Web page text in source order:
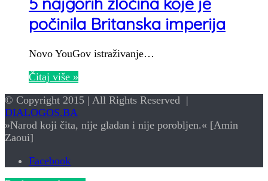
počinila Britanska imperija
Novo YouGov istraživanje…
Čitaj više »
© Copyright 2015 | All Rights Reserved |
DIALOGOS.BA
»Narod koji čita, nije gladan i nije porobljen.« [Amin
Zaoui]
Facebook